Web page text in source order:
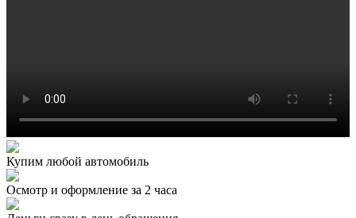
Купим любой автомобиль
Осмотр и оформление за 2 часа